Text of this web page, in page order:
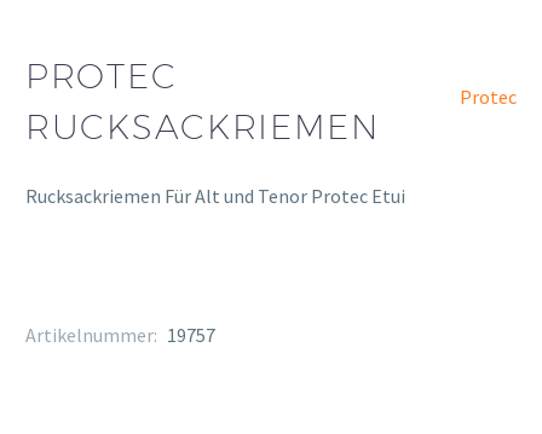
PROTEC
RUCKSACKRIEMEN
Protec
Rucksackriemen Für Alt und Tenor Protec Etui
Artikelnummer: 19757